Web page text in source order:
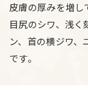
皮膚の厚みを増し
目尻のシワ、浅く
ン、首の横ジワ
です。